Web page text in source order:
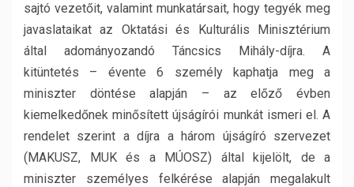
sajtó vezetőit, valamint munkatársait, hogy tegyék meg
javaslataikat az Oktatási és Kulturális Minisztérium
által adományozandó Táncsics Mihály-díjra. A
kitüntetés – évente 6 személy kaphatja meg a
miniszter döntése alapján – az előző évben
kiemelkedőnek minősített újságírói munkát ismeri el. A
rendelet szerint a díjra a három újságíró szervezet
(MAKUSZ, MUK és a MÚOSZ) által kijelölt, de a
miniszter személyes felkérése alapján megalakult